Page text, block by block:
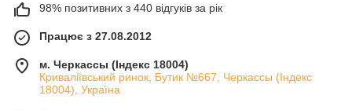
98% позитивних з 440 відгуків за рік
Працює з 27.08.2012
м. Черкассы (Індекс 18004)
Криваліївський ринок, Бутик №667, Черкассы (Індекс
18004), Україна